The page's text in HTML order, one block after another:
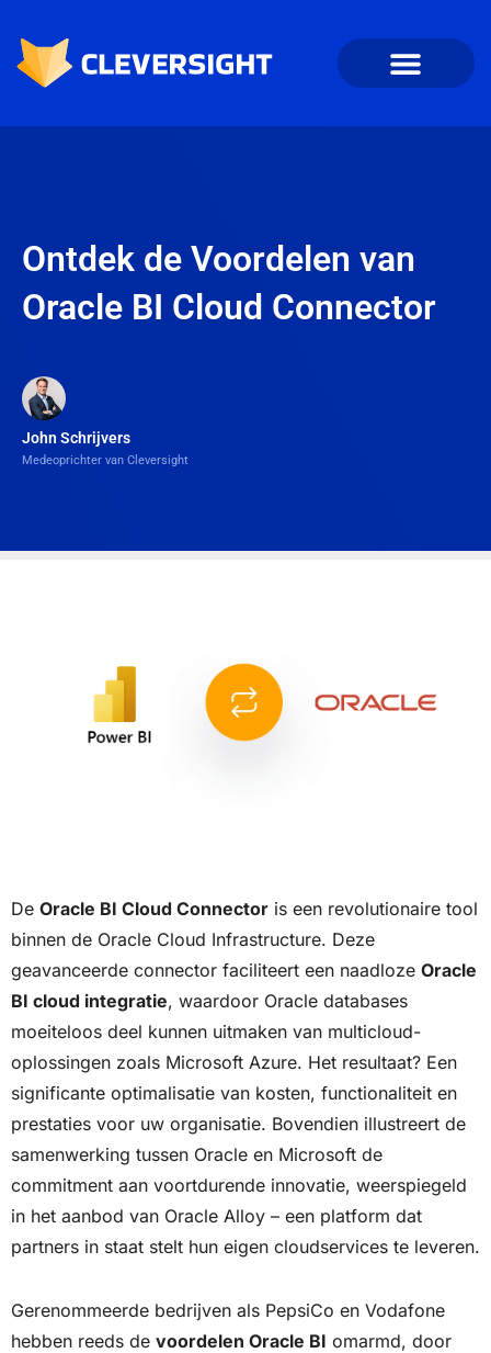
Ontdek de Voordelen van
Oracle BI Cloud Connector
John Schrijvers
Medeoprichter van Cleversight
De Oracle BI Cloud Connector is een revolutionaire tool
binnen de Oracle Cloud Infrastructure. Deze
geavanceerde connector faciliteert een naadloze Oracle
BI cloud integratie, waardoor Oracle databases
moeiteloos deel kunnen uitmaken van multicloud-
oplossingen zoals Microsoft Azure. Het resultaat? Een
significante optimalisatie van kosten, functionaliteit en
prestaties voor uw organisatie. Bovendien illustreert de
samenwerking tussen Oracle en Microsoft de
commitment aan voortdurende innovatie, weerspiegeld
in het aanbod van Oracle Alloy – een platform dat
partners in staat stelt hun eigen cloudservices te leveren.
Gerenommeerde bedrijven als PepsiCo en Vodafone
hebben reeds de voordelen Oracle BI omarmd, door